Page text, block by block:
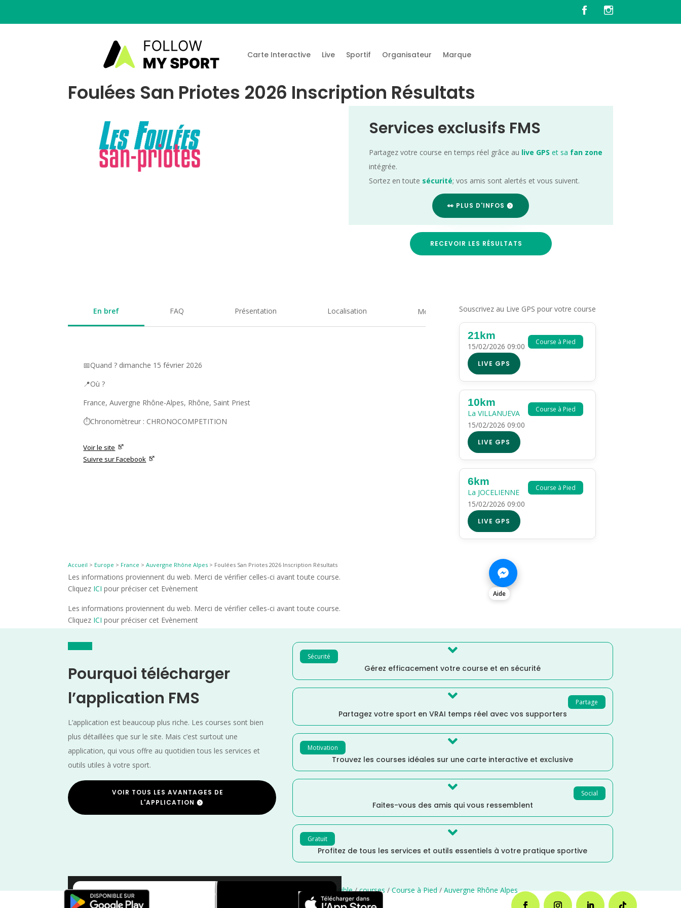
Carte Interactive Live Sportif Organisateur Marque
Foulées San Priotes 2026 Inscription Résultats
Services exclusifs FMS
Partagez votre course en temps réel grâce au live GPS et sa fan zone
intégrée.
Sortez en toute sécurité; vos amis sont alertés et vous suivent.
👀 PLUS D'INFOS
RECEVOIR LES RÉSULTATS
En bref FAQ Présentation Localisation Medias
📅Quand ? dimanche 15 février 2026
📍Où ?
France, Auvergne Rhône-Alpes, Rhône, Saint Priest
⏱️Chronomètreur : CHRONOCOMPETITION
Voir le site
Suivre sur Facebook
Souscrivez au Live GPS pour votre course
Course à Pied
21km
15/02/2026 09:00
LIVE GPS
Course à Pied
10km
La VILLANUEVA
15/02/2026 09:00
LIVE GPS
Course à Pied
6km
La JOCELIENNE
15/02/2026 09:00
LIVE GPS
Accueil > Europe > France >Auvergne Rhône Alpes > Foulées San Priotes 2026 Inscription Résultats
Les informations proviennent du web. Merci de vérifier celles-ci avant toute course.
Cliquez ICI pour préciser cet Evènement
Les informations proviennent du web. Merci de vérifier celles-ci avant toute course.
Cliquez ICI pour préciser cet Evènement
Aide
Pourquoi télécharger
l’application FMS
L’application est beaucoup plus riche. Les courses sont bien
plus détaillées que sur le site. Mais c’est surtout une
application, qui vous offre au quotidien tous les services et
outils utiles à votre sport.
VOIR TOUS LES AVANTAGES DE
L'APPLICATION
Sécurité 
Gérez efficacement votre course et en sécurité
Partage

Partagez votre sport en VRAI temps réel avec vos supporters
Motivation 
Trouvez les courses idéales sur une carte interactive et exclusive
Social

Faites-vous des amis qui vous ressemblent
Gratuit 
Profitez de tous les services et outils essentiels à votre pratique sportive
×
/ / Distance Faible/courses/Course à Pied/Auvergne Rhône Alpes